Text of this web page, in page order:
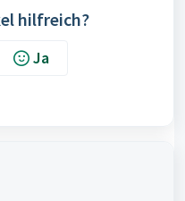
hilfreich?
Ja